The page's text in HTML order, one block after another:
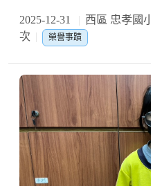
2025-12-31 西區 忠孝國
次
榮譽事蹟